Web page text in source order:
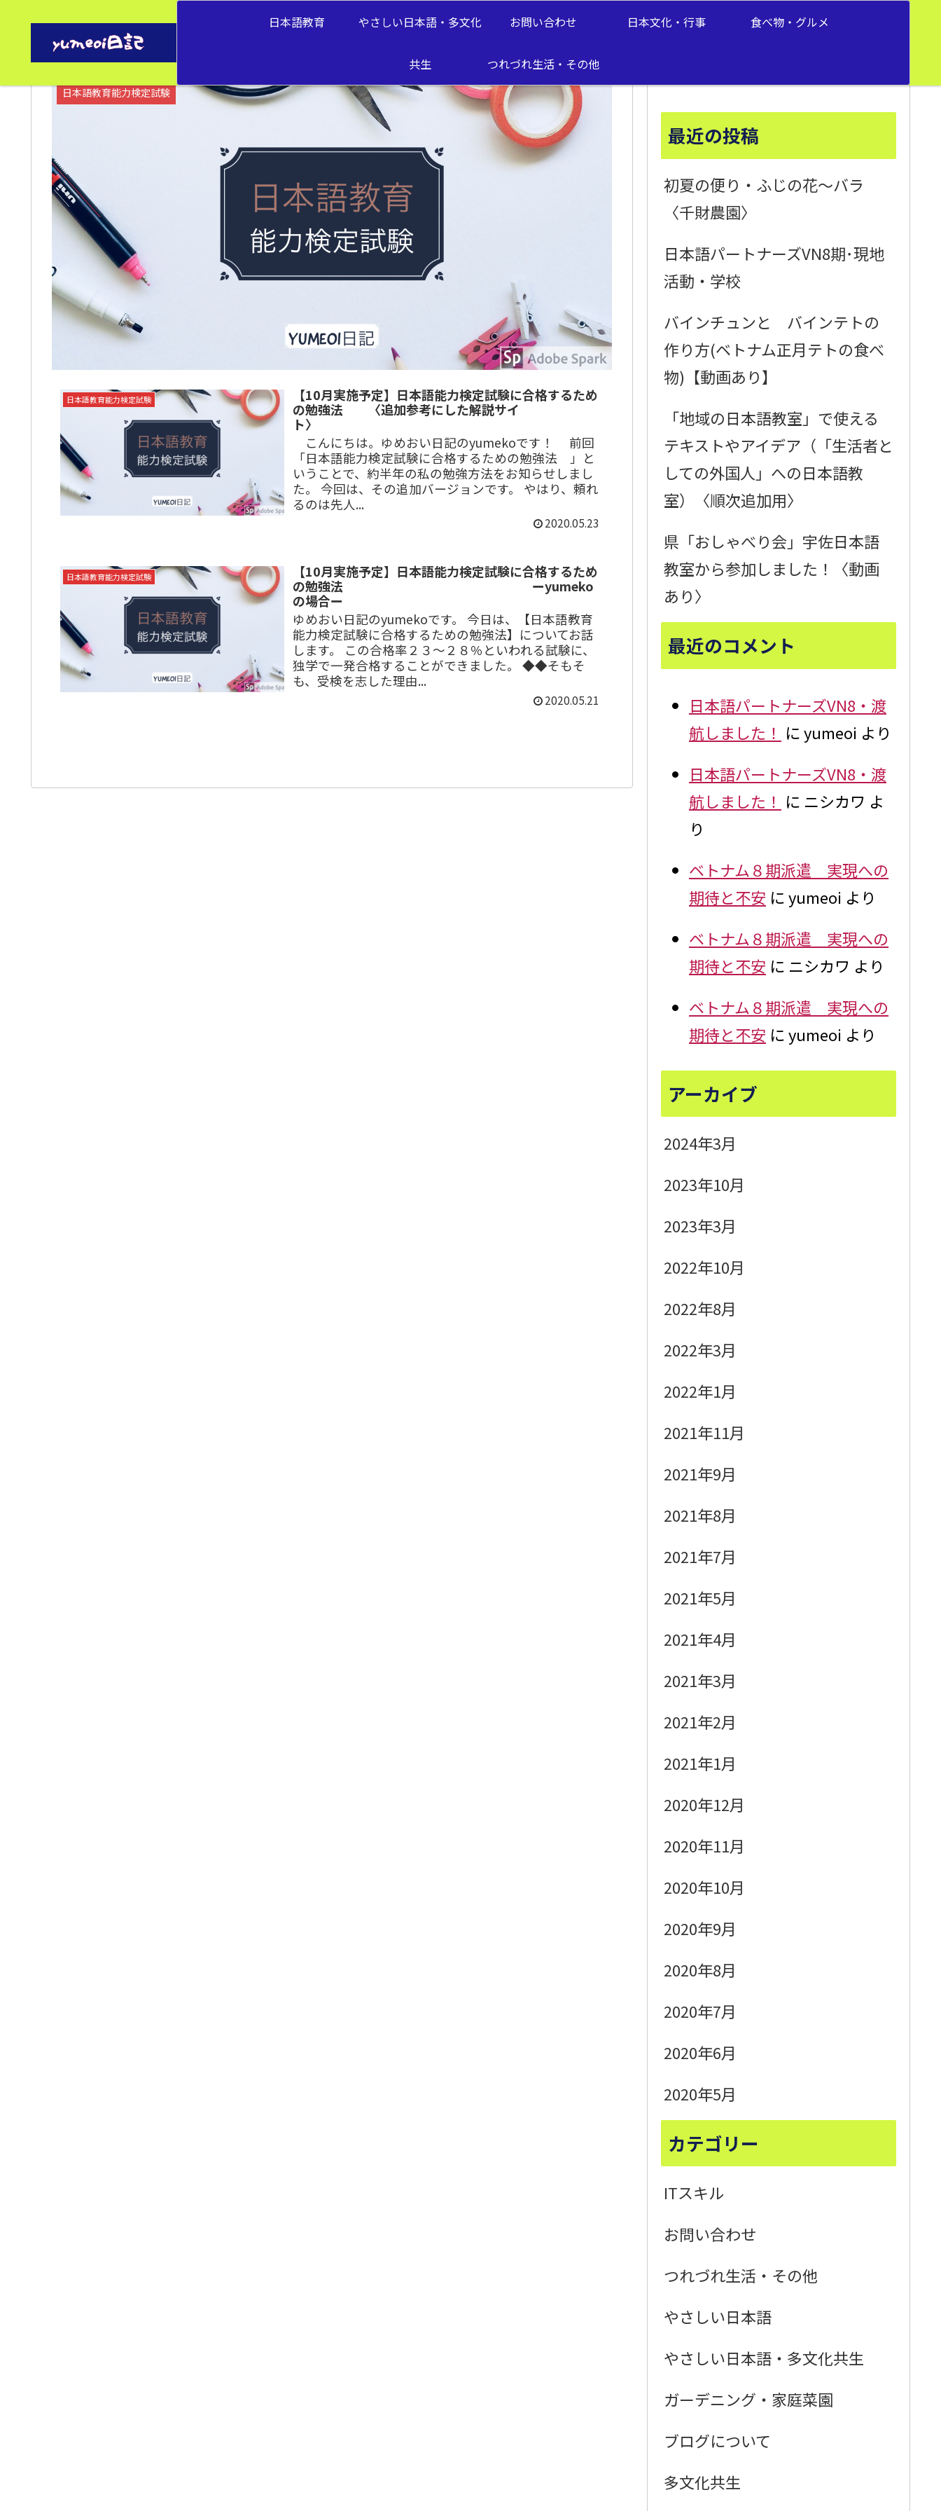
日本語教育 やさしい日本語・多文化
共生
お問い合わせ 日本文化・行事 食べ物・グルメ
つれづれ生活・その他
日本語教育能力検定試験
日本語教育能力検定試験
日本語教育能力検定試験
【10月実施予定】日本語能力検定試験に合格するため
の勉強法 〈追加参考にした解説サイ
ト〉
こんにちは。ゆめおい日記のyumekoです！ 前回
「日本語能力検定試験に合格するための勉強法 」と
いうことで、約半年の私の勉強方法をお知らせしまし
た。 今回は、その追加バージョンです。 やはり、頼れ
るのは先人...
2020.05.23
日本語教育能力検定試験
【10月実施予定】日本語能力検定試験に合格するため
の勉強法 ーyumeko
の場合ー
ゆめおい日記のyumekoです。 今日は、【日本語教育
能力検定試験に合格するための勉強法】についてお話
します。 この合格率２３～２８％といわれる試験に、
独学で一発合格することができました。 ◆◆そもそ
も、受検を志した理由...
2020.05.21
最近の投稿
初夏の便り・ふじの花～バラ
〈千財農園〉
日本語パートナーズVN8期･現地
活動・学校
バインチュンと バインテトの
作り方(ベトナム正月テトの食べ
物)【動画あり】
「地域の日本語教室」で使える
テキストやアイデア（「生活者と
しての外国人」への日本語教
室）〈順次追加用〉
県「おしゃべり会」宇佐日本語
教室から参加しました！〈動画
あり〉
最近のコメント
日本語パートナーズVN8・渡
航しました！ にyumeoi より
日本語パートナーズVN8・渡
航しました！ に ニシカワ よ
り
ベトナム８期派遣 実現への
期待と不安 にyumeoi より
ベトナム８期派遣 実現への
期待と不安 に ニシカワ より
ベトナム８期派遣 実現への
期待と不安 にyumeoi より
アーカイブ
2024年3月
2023年10月
2023年3月
2022年10月
2022年8月
2022年3月
2022年1月
2021年11月
2021年9月
2021年8月
2021年7月
2021年5月
2021年4月
2021年3月
2021年2月
2021年1月
2020年12月
2020年11月
2020年10月
2020年9月
2020年8月
2020年7月
2020年6月
2020年5月
カテゴリー
ITスキル
お問い合わせ
つれづれ生活・その他
やさしい日本語
やさしい日本語・多文化共生
ガーデニング・家庭菜園
ブログについて
多文化共生